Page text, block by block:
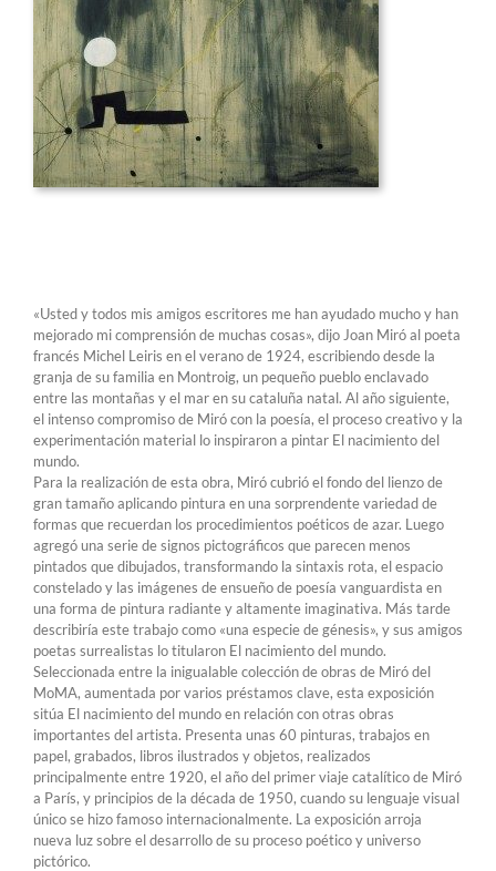
«Usted y todos mis amigos escritores me han ayudado mucho y han
mejorado mi comprensión de muchas cosas», dijo Joan Miró al poeta
francés Michel Leiris en el verano de 1924, escribiendo desde la
granja de su familia en Montroig, un pequeño pueblo enclavado
entre las montañas y el mar en su cataluña natal. Al año siguiente,
el intenso compromiso de Miró con la poesía, el proceso creativo y la
experimentación material lo inspiraron a pintar El nacimiento del
mundo.
Para la realización de esta obra, Miró cubrió el fondo del lienzo de
gran tamaño aplicando pintura en una sorprendente variedad de
formas que recuerdan los procedimientos poéticos de azar. Luego
agregó una serie de signos pictográficos que parecen menos
pintados que dibujados, transformando la sintaxis rota, el espacio
constelado y las imágenes de ensueño de poesía vanguardista en
una forma de pintura radiante y altamente imaginativa. Más tarde
describiría este trabajo como «una especie de génesis», y sus amigos
poetas surrealistas lo titularon El nacimiento del mundo.
Seleccionada entre la inigualable colección de obras de Miró del
MoMA, aumentada por varios préstamos clave, esta exposición
sitúa El nacimiento del mundo en relación con otras obras
importantes del artista. Presenta unas 60 pinturas, trabajos en
papel, grabados, libros ilustrados y objetos, realizados
principalmente entre 1920, el año del primer viaje catalítico de Miró
a París, y principios de la década de 1950, cuando su lenguaje visual
único se hizo famoso internacionalmente. La exposición arroja
nueva luz sobre el desarrollo de su proceso poético y universo
pictórico.